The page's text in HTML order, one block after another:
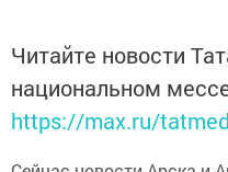
Читайте новости
национальном
https://max.ru/